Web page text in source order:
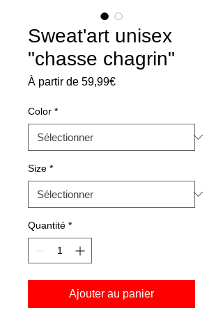
Sweat'art unisex
"chasse chagrin"
À partir de 59,99€Prix
Color *
Size *
Quantité *
Ajouter au panier